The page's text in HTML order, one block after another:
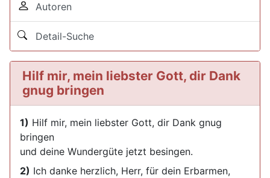
Autoren
Detail-Suche
Hilf mir, mein liebster Gott, dir Dank
gnug bringen
1) Hilf mir, mein liebster Gott, dir Dank gnug
bringen
und deine Wundergüte jetzt besingen.
2) Ich danke herzlich, Herr, für dein Erbarmen,